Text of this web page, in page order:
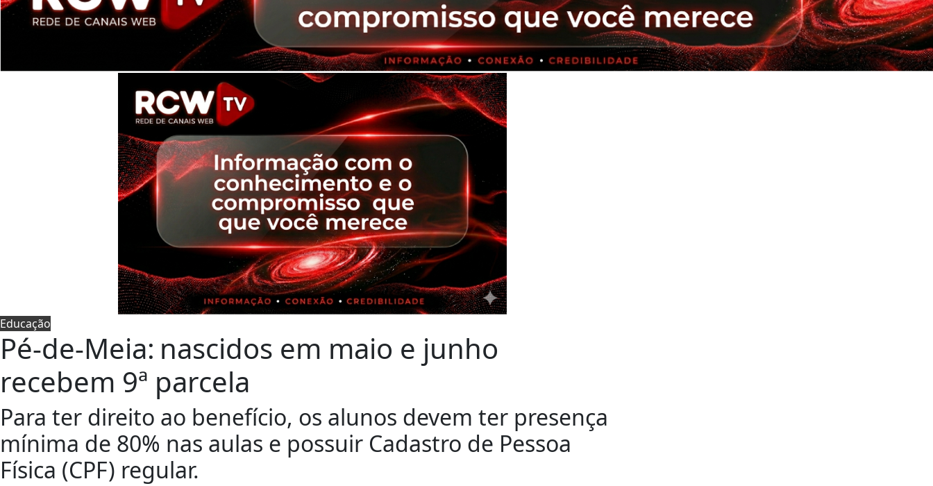
Educação
Pé-de-Meia: nascidos em maio e junho
recebem 9ª parcela
Para ter direito ao benefício, os alunos devem ter presença
mínima de 80% nas aulas e possuir Cadastro de Pessoa
Física (CPF) regular.